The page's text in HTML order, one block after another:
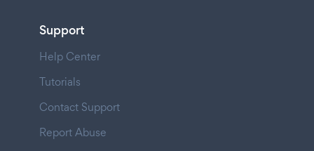
Support
Help Center
Tutorials
Contact Support
Report Abuse